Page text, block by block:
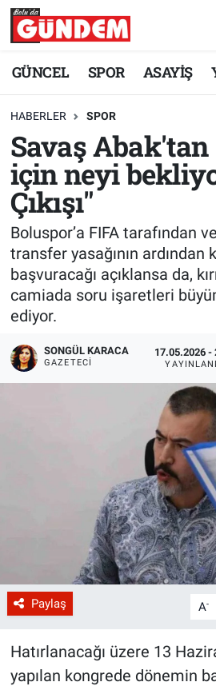
GÜNCEL SPOR ASAYİŞ
HABERLER SPOR
Savaş
için neyi
Çıkışı"
Boluspor’a FIFA tarafından
transfer yasağının ardından
başvuracağı açıklansa da,
camiada soru işaretleri
ediyor.
SONGÜL KARACA
GAZETECI
17.05.2026 -
Paylaş A-
Hatırlanacağı üzere 13
yapılan kongrede dönemin
Merkez Nöbetçi Eczaneler
Merkez Trafik Yoğunluk
Süper Lig Puan Durumu ve
Tüm Manşetler
Son Dakika Haberleri
Haber Arşivi